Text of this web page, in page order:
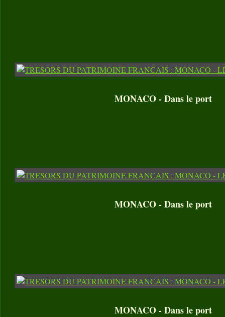
MONACO - Dans le port
MONACO - Dans le port
MONACO - Dans le port